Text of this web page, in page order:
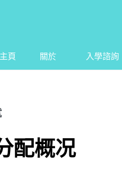
主頁 關於 入學諮詢
配概况